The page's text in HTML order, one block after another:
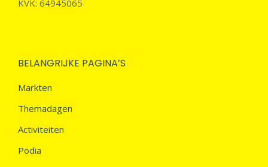
KVK: 64945065
BELANGRIJKE PAGINA’S
Markten
Themadagen
Activiteiten
Podia